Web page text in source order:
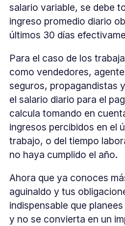
salario variable, se debe
ingreso promedio diario
últimos 30 días
Para el caso de los
como vendedores,
seguros, propagandistas
el salario diario para el
calcula tomando en
ingresos percibidos en el
trabajo, o del tiempo
no haya cumplido el año.
Ahora que ya conoces
aguinaldo y tus
indispensable que
y no se convierta en un